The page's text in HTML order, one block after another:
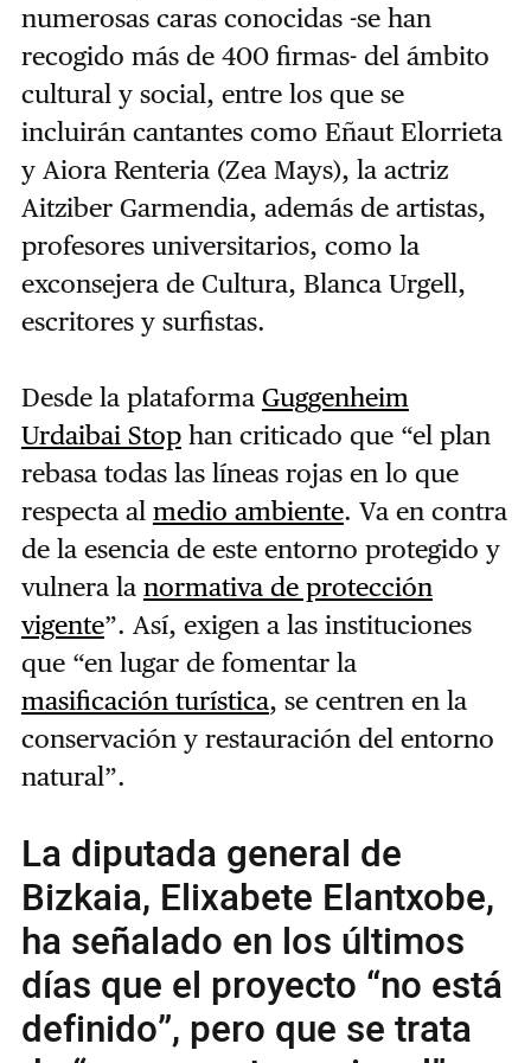
numerosas caras conocidas -se han
recogido más de 400 firmas- del ámbito
cultural y social, entre los que se
incluirán cantantes como Eñaut Elorrieta
y Aiora Renteria (Zea Mays), la actriz
Aitziber Garmendia, además de artistas,
profesores universitarios, como la
exconsejera de Cultura, Blanca Urgell,
escritores y surfistas.
Desde la plataforma Guggenheim
Urdaibai Stophan criticado que “el plan
rebasa todas las líneas rojas en lo que
respecta al medio ambiente. Va en contra
de la esencia de este entorno protegido y
vulnera la normativa de protección
vigente”. Así, exigen a las instituciones
que “en lugar de fomentar la
masificación turística, se centren en la
conservación y restauración del entorno
natural”.
La diputada general de
Bizkaia, Elixabete Elantxobe,
ha señalado en los últimos
días que el proyecto “no está
definido”, pero que se trata